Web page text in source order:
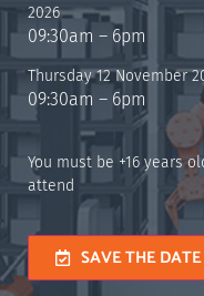
2026
09:30am – 6pm
Thursday 12 November
09:30am – 6pm
You must be +16 years
attend
SAVE THE DATE